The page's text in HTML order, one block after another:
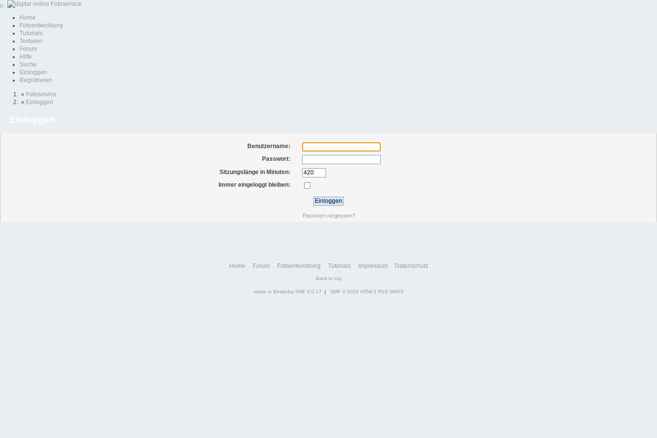
Home
Fotoentwicklung
Tutorials
Texturen
Forum
Hilfe
Suche
Einloggen
Registrieren
» Fotoservice
» Einloggen
Benutzername:
Passwort:
Sitzungslänge in Minuten:
Immer eingeloggt bleiben:
Passwort vergessen?
Home Forum Fotoentwicklung Tutorials Impressum Datenschutz
Back to top
made in Berldoba SMF 2.0.17 | SMF © 2020 HTML5 RSS WAP2